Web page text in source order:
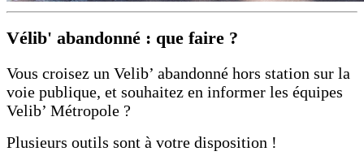
Vélib' abandonné : que faire ?
Vous croisez un Velib’ abandonné hors station sur la
voie publique, et souhaitez en informer les équipes
Velib’ Métropole ?
Plusieurs outils sont à votre disposition !